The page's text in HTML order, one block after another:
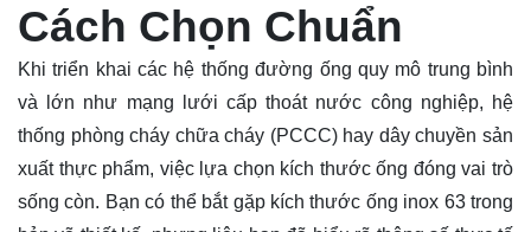
Cách Chọn Chuẩn
Khi triển khai các hệ thống đường ống quy mô trung bình
và lớn như mạng lưới cấp thoát nước công nghiệp, hệ
thống phòng cháy chữa cháy (PCCC) hay dây chuyền sản
xuất thực phẩm, việc lựa chọn kích thước ống đóng vai trò
sống còn. Bạn có thể bắt gặp kích thước ống inox 63 trong